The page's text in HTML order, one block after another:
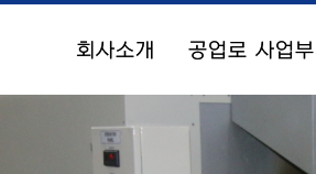
회사소개 공업로 사업부